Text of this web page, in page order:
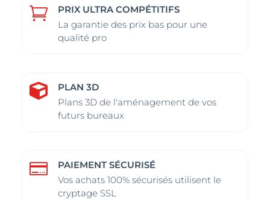
peuvent
être
choisies
page
du
produit
peuvent
être
choisies
page
du
produit
être
du
être
du

PRIX ULTRA COMPÉTITIFS
La garantie des prix bas pour une
qualité pro

PLAN 3D
Plans 3D de l'aménagement de vos
futurs bureaux

PAIEMENT SÉCURISÉ
Vos achats 100% sécurisés utilisent le
cryptage SSL